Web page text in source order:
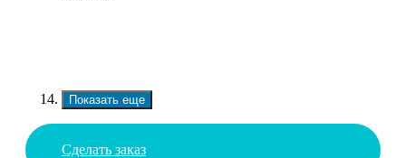
Показать еще
Сделать заказ